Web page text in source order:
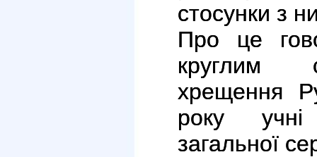
стосунки з
Про це
круглим
хрещення
року учні
загальної